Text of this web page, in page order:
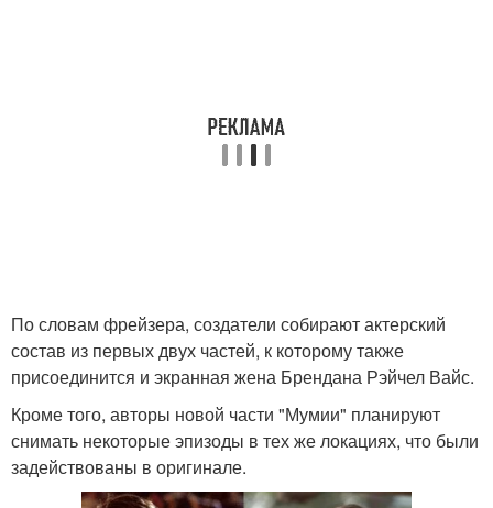
По словам фрейзера, создатели собирают актерский
состав из первых двух частей, к которому также
присоединится и экранная жена Брендана Рэйчел Вайс.
Кроме того, авторы новой части "Мумии" планируют
снимать некоторые эпизоды в тех же локациях, что были
задействованы в оригинале.